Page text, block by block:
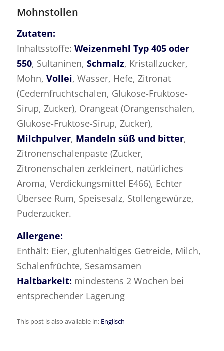
Mohnstollen
Zutaten:
Inhaltsstoffe: Weizenmehl Typ 405 oder
550, Sultaninen, Schmalz, Kristallzucker,
Mohn, Vollei, Wasser, Hefe, Zitronat
(Cedernfruchtschalen, Glukose-Fruktose-
Sirup, Zucker), Orangeat (Orangenschalen,
Glukose-Fruktose-Sirup, Zucker),
Milchpulver, Mandeln süß und bitter,
Zitronenschalenpaste (Zucker,
Zitronenschalen zerkleinert, natürliches
Aroma, Verdickungsmittel E466), Echter
Übersee Rum, Speisesalz, Stollengewürze,
Puderzucker.
Allergene:
Enthält: Eier, glutenhaltiges Getreide, Milch,
Schalenfrüchte, Sesamsamen
Haltbarkeit: mindestens 2 Wochen bei
entsprechender Lagerung
This post is also available in: Englisch